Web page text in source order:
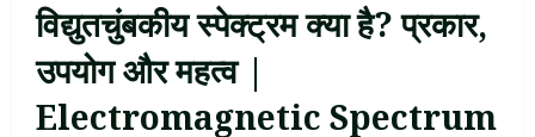
विद्युतचुंबकीय स्पेक्ट्रम क्या है? प्रकार,
उपयोग और महत्व |
Electromagnetic Spectrum